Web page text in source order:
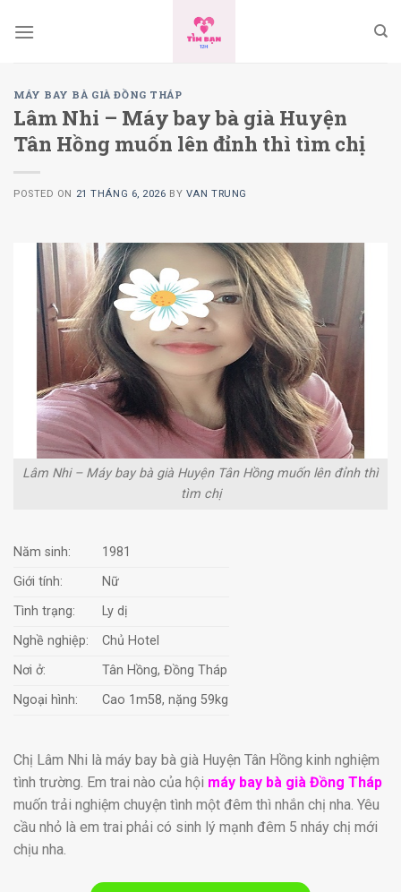
MÁY BAY BÀ GIÀ ĐỒNG THÁP
Lâm Nhi – Máy bay bà già Huyện
Tân Hồng muốn lên đỉnh thì tìm chị
POSTED ON 21 THÁNG 6, 2026 BY VAN TRUNG
Lâm Nhi – Máy bay bà già Huyện Tân Hồng muốn lên đỉnh thì
tìm chị
Năm sinh:
1981
Giới tính:
Nữ
Tình trạng:
Ly dị
Nghề nghiệp:
Chủ Hotel
Nơi ở:
Tân Hồng, Đồng Tháp
Ngoại hình:
Cao 1m58, nặng 59kg
Chị Lâm Nhi là máy bay bà già Huyện Tân Hồng kinh nghiệm
tình trường. Em trai nào của hội máy bay bà già Đồng Tháp
muốn trải nghiệm chuyện tình một đêm thì nhắn chị nha. Yêu
cầu nhỏ là em trai phải có sinh lý mạnh đêm 5 nháy chị mới
chịu nha.